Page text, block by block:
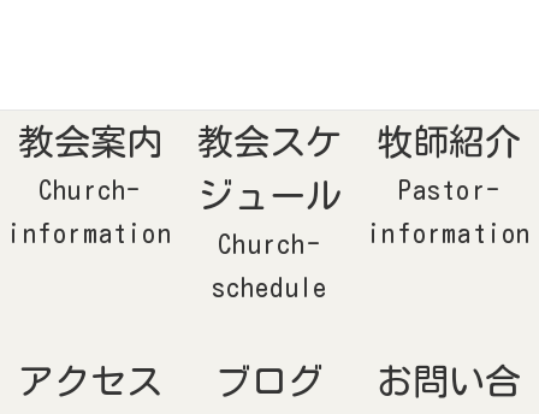
キ
に
教会案内
Church-
information
教会スケ
ジュール
Church-
schedule
牧師紹介
Pastor-
information
アクセス ブログ
お問い合